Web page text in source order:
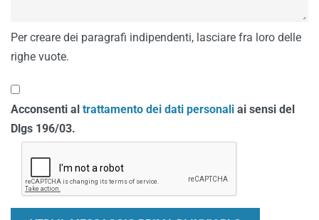
Per creare dei paragrafi indipendenti, lasciare fra loro delle
righe vuote.
Acconsenti al trattamento dei dati personali ai sensi del
Dlgs 196/03.